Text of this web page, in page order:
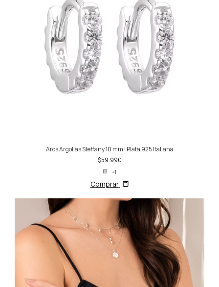
Aros Argollas Steffany 10 mm | Plata 925 Italiana
$59.990
+1
Comprar